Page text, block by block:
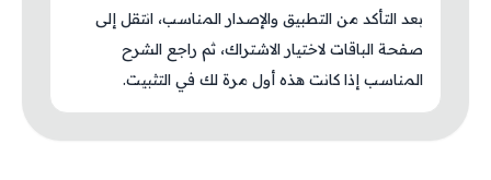
بعد التأكد من التطبيق والإصدار المناسب، انتقل إلى
صفحة الباقات لاختيار الاشتراك، ثم راجع الشرح
المناسب إذا كانت هذه أول مرة لك في التثبيت.